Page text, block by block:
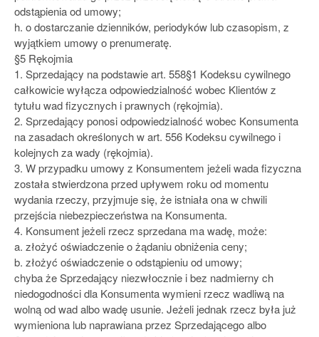
odstąpienia od umowy;
h. o dostarczanie dzienników, periodyków lub czasopism, z
wyjątkiem umowy o prenumeratę.
§5 Rękojmia
1. Sprzedający na podstawie art. 558§1 Kodeksu cywilnego
całkowicie wyłącza odpowiedzialność wobec Klientów z
tytułu wad fizycznych i prawnych (rękojmia).
2. Sprzedający ponosi odpowiedzialność wobec Konsumenta
na zasadach określonych w art. 556 Kodeksu cywilnego i
kolejnych za wady (rękojmia).
3. W przypadku umowy z Konsumentem jeżeli wada fizyczna
została stwierdzona przed upływem roku od momentu
wydania rzeczy, przyjmuje się, że istniała ona w chwili
przejścia niebezpieczeństwa na Konsumenta.
4. Konsument jeżeli rzecz sprzedana ma wadę, może:
a. złożyć oświadczenie o żądaniu obniżenia ceny;
b. złożyć oświadczenie o odstąpieniu od umowy;
chyba że Sprzedający niezwłocznie i bez nadmierny ch
niedogodności dla Konsumenta wymieni rzecz wadliwą na
wolną od wad albo wadę usunie. Jeżeli jednak rzecz była już
wymieniona lub naprawiana przez Sprzedającego albo